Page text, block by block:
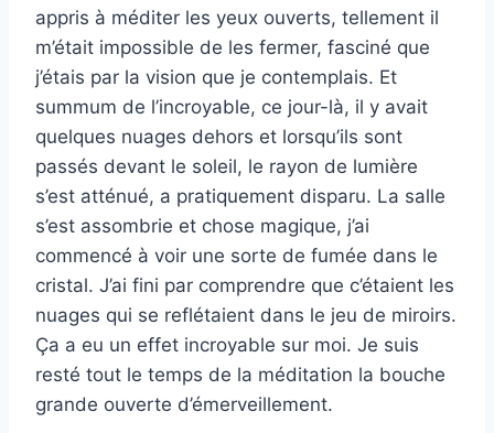
appris à méditer les yeux ouverts, tellement il
m’était impossible de les fermer, fasciné que
j’étais par la vision que je contemplais. Et
summum de l’incroyable, ce jour-là, il y avait
quelques nuages dehors et lorsqu’ils sont
passés devant le soleil, le rayon de lumière
s’est atténué, a pratiquement disparu. La salle
s’est assombrie et chose magique, j’ai
commencé à voir une sorte de fumée dans le
cristal. J’ai fini par comprendre que c’étaient les
nuages qui se reflétaient dans le jeu de miroirs.
Ça a eu un effet incroyable sur moi. Je suis
resté tout le temps de la méditation la bouche
grande ouverte d’émerveillement.